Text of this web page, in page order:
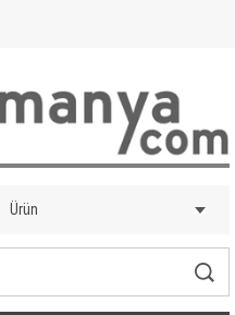
Ürün